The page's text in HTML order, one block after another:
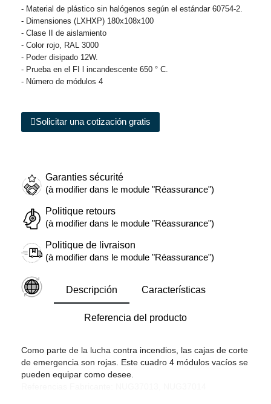
- Material de plástico sin halógenos según el estándar 60754-2.
- Dimensiones (LXHXP) 180x108x100
- Clase II de aislamiento
- Color rojo, RAL 3000
- Poder disipado 12W.
- Prueba en el FI l incandescente 650 ° C.
- Número de módulos 4
Solicitar una cotización gratis
Garanties sécurité
(à modifier dans le module "Réassurance")
Politique retours
(à modifier dans le module "Réassurance")
Politique de livraison
(à modifier dans le module "Réassurance")
Descripción Características
Referencia del producto
Como parte de la lucha contra incendios, las cajas de corte
de emergencia son rojas. Este cuadro 4 módulos vacíos se
pueden equipar como desee.